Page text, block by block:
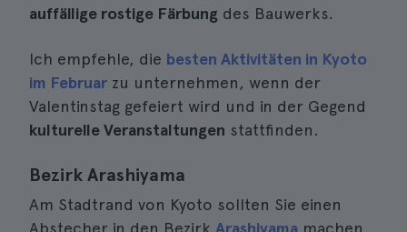
auffällige rostige Färbung des Bauwerks.
Ich empfehle, die besten Aktivitäten in Kyoto
im Februar zu unternehmen, wenn der
Valentinstag gefeiert wird und in der Gegend
kulturelle Veranstaltungen stattfinden.
Bezirk Arashiyama
Am Stadtrand von Kyoto sollten Sie einen
Abstecher in den Bezirk Arashiyama machen,